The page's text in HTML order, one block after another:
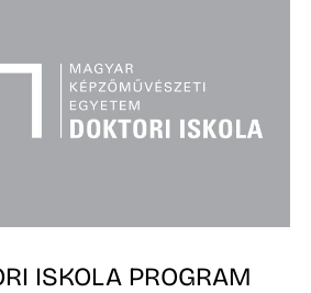
ISKOLA PROGRAM